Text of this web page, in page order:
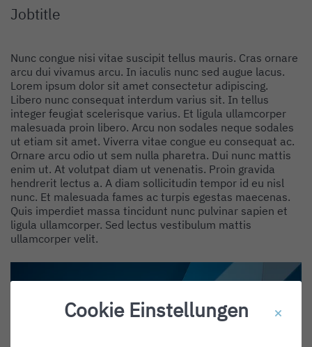
Jobtitle
Nunc congue nisi vitae suscipit tellus mauris. Cras ornare
arcu dui vivamus arcu. In iaculis nunc sed augue lacus.
Lorem ipsum dolor sit amet consectetur adipiscing.
Libero nunc consequat interdum varius sit. In tellus
integer feugiat scelerisque varius. Et ligula ullamcorper
malesuada proin libero. Arcu non sodales neque sodales
ut etiam sit amet. Viverra vitae congue eu consequat ac.
Ornare arcu odio ut sem nulla pharetra. Dui nunc mattis
enim ut. At volutpat diam ut venenatis. Proin gravida
hendrerit lectus a. A diam sollicitudin tempor id eu nisl
nunc. Et malesuada fames ac turpis egestas maecenas.
Quis imperdiet massa tincidunt nunc pulvinar sapien et
ligula ullamcorper. Sed lectus vestibulum mattis
ullamcorper velit.
Cookie Einstellungen